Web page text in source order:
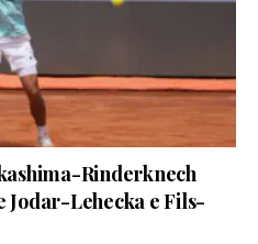
Rinderknech
Jodar-Lehecka e Fils-